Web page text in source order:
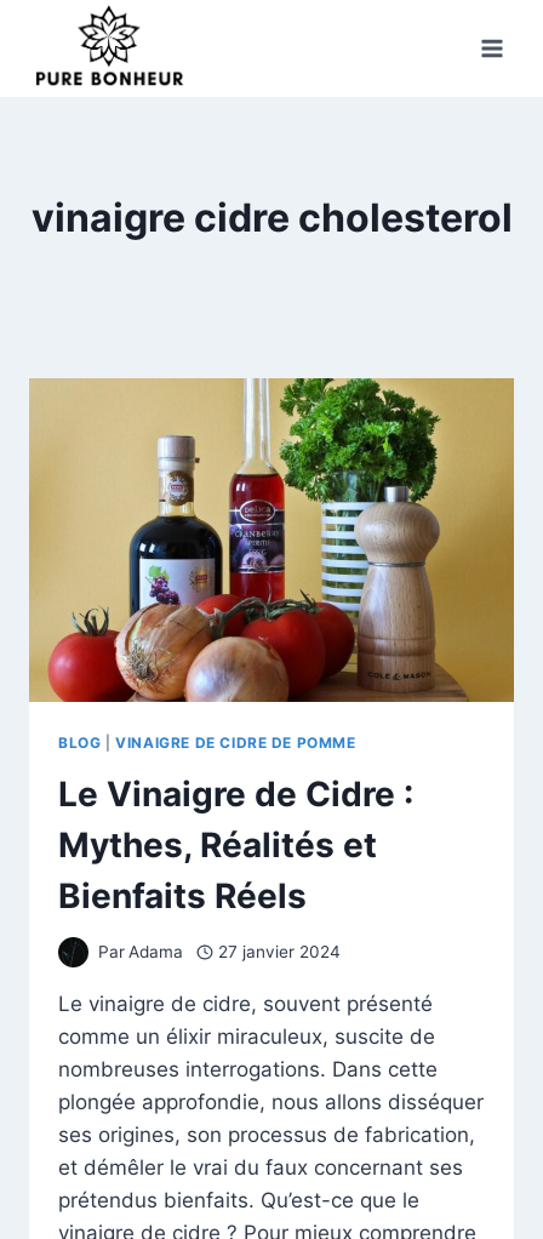
content
vinaigre cidre cholesterol
BLOG |VINAIGRE DE CIDRE DE POMME
Le Vinaigre de Cidre :
Mythes, Réalités et
Bienfaits Réels
ParAdama 27 janvier 2024
Le vinaigre de cidre, souvent présenté
comme un élixir miraculeux, suscite de
nombreuses interrogations. Dans cette
plongée approfondie, nous allons disséquer
ses origines, son processus de fabrication,
et démêler le vrai du faux concernant ses
prétendus bienfaits. Qu’est-ce que le
vinaigre de cidre ? Pour mieux comprendre